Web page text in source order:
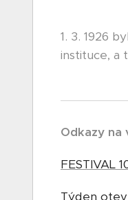
1. 3. 1926
instituce, a
Odkazy na
FESTIVAL
Týden